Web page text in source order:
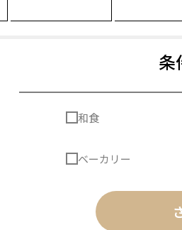
条
和食
ベーカリー